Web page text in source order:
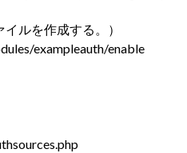
ルを作成する。）
exampleauth/enable